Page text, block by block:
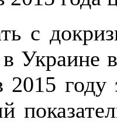
с
в Украине
году